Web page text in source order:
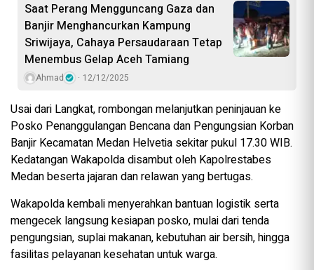
Saat Perang Mengguncang Gaza dan
Banjir Menghancurkan Kampung
Sriwijaya, Cahaya Persaudaraan Tetap
Menembus Gelap Aceh Tamiang
Ahmad 12/12/2025
Usai dari Langkat, rombongan melanjutkan peninjauan ke
Posko Penanggulangan Bencana dan Pengungsian Korban
Banjir Kecamatan Medan Helvetia sekitar pukul 17.30 WIB.
Kedatangan Wakapolda disambut oleh Kapolrestabes
Medan beserta jajaran dan relawan yang bertugas.
Wakapolda kembali menyerahkan bantuan logistik serta
mengecek langsung kesiapan posko, mulai dari tenda
pengungsian, suplai makanan, kebutuhan air bersih, hingga
fasilitas pelayanan kesehatan untuk warga.